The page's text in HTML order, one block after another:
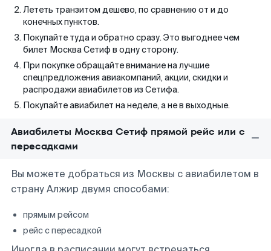
Лететь транзитом дешево, по сравнению от и до
конечных пунктов.
Покупайте туда и обратно сразу. Это выгоднее чем
билет Москва Сетиф в одну сторону.
При покупке обращайте внимание на лучшие
спецпредложения авиакомпаний, акции, скидки и
распродажи авиабилетов из Сетифа.
Покупайте авиабилет на неделе, а не в выходные.
Авиабилеты Москва Сетиф прямой рейс или с
пересадками
Вы можете добраться из Москвы с авиабилетом в
страну Алжир двумя способами:
прямым рейсом
рейс с пересадкой